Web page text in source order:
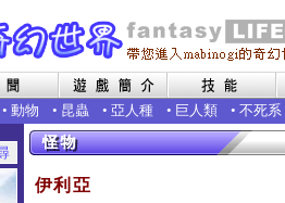
• 動物 • 昆蟲 • 亞人種 • 巨人類 • 不死系
伊利亞